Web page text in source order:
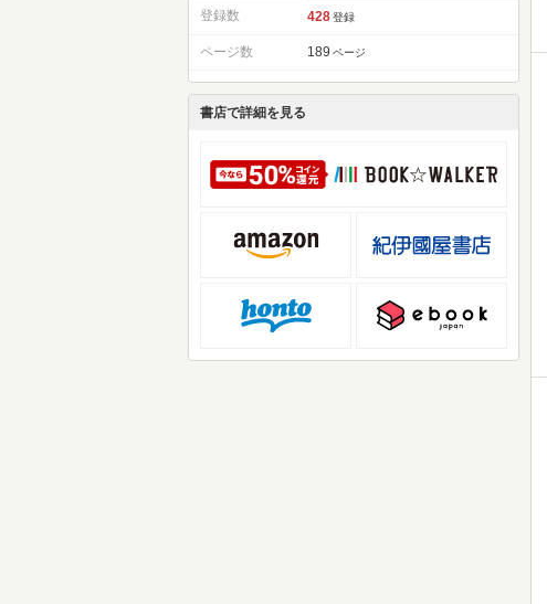
登録数 428 登録
ページ数 189 ページ
書店で詳細を見る